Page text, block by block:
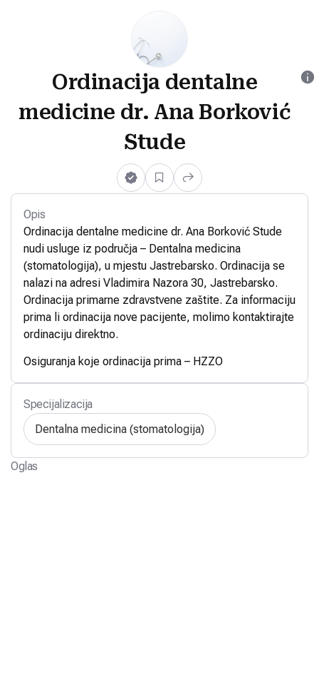
Ordinacija dentalne
medicine dr. Ana Borković
Stude
Opis
Ordinacija dentalne medicine dr. Ana Borković Stude
nudi usluge iz područja – Dentalna medicina
(stomatologija), u mjestu Jastrebarsko. Ordinacija se
nalazi na adresi Vladimira Nazora 30, Jastrebarsko.
Ordinacija primarne zdravstvene zaštite. Za informaciju
prima li ordinacija nove pacijente, molimo kontaktirajte
ordinaciju direktno.
Osiguranja koje ordinacija prima – HZZO
Specijalizacija
Dentalna medicina (stomatologija)
Oglas